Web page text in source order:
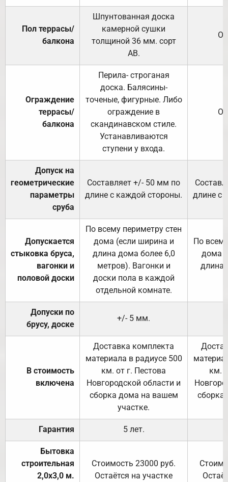
Пол террасы/
балкона
Шпунтованная доска
камерной сушки
толщиной 36 мм. сорт
АВ.
Ограждение
террасы/
балкона
Перила- строганая
доска. Балясины-
точеные, фигурные. Либо
ограждение в
скандинавском стиле.
Устанавливаются
ступени у входа.
Допуск на
геометрические
параметры
сруба
Составляет +/- 50 мм по
длине с каждой стороны.
длине с
Допускается
стыковка бруса,
вагонки и
половой доски
По всему периметру стен
дома (если ширина и
длина дома более 6,0
метров). Вагонки и
доски пола в каждой
отдельной комнате.
По
дома
длина
Допуски по
брусу, доске
+/- 5 мм.
В стоимость
включена
Доставка комплекта
материала в радиусе 500
км. от г. Пестова
Новгородской области и
сборка дома на вашем
участке.
км.
Гарантия 5 лет.
Бытовка
строительная
2,0х3,0 м.
Стоимость 23000 руб.
Остаётся на участке